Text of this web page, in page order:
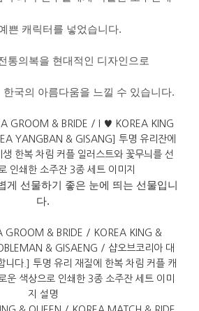
쁜 캐릭터를 넣었습니다.
통의복을 현대적인 디자인으로
한국의 아름다움을 느낄 수 있습니다.
게 선물하기 좋은 눈에 띄는 선물입니
다.